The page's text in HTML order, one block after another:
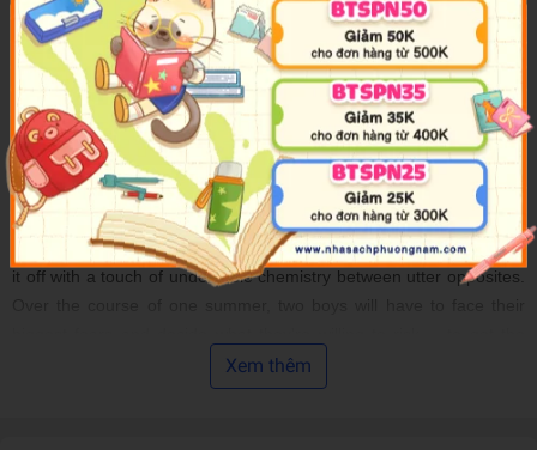
Jordan: The opposite of chill. Poetry. His "wives" and the Chandler
Mall. Never been kissed and searching for Mr. Right, who probably
won't like him anyway. And a secret: A spiraling out of control
mother, and the knowledge that he's the only one who can keep the
family from falling apart. Throw in a rickety, 1980s-era food truck
called Coq Au Vinny. Add in prickly pears, cloud eggs, and a murky
idea of what's considered locally sourced and organic. Place it all in
Mesa, Arizona, in June, where the temp regularly hits 114. And top
it off with a touch of undeniable chemistry between utter opposites.
Xem thêm